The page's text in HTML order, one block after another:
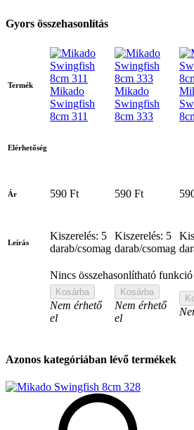
Gyors összehasonlítás
Termék
Mikado
Swingfish
8cm 311
Mikado
Swingfish
8cm 333
Elérhetőség
Ár 590 Ft 590 Ft
Leírás
Kiszerelés: 5
darab/csomag
Kiszerelés: 5
darab/csomag
Nincs összehasonlítható funkció
Kosárba
Nem érhető
el
Kosárba
Nem érhető
el
Azonos kategóriában lévő termékek